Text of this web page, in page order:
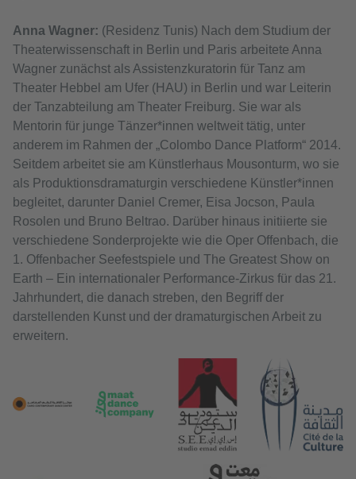
Anna Wagner: (Residenz Tunis) Nach dem Studium der
Theaterwissenschaft in Berlin und Paris arbeitete Anna
Wagner zunächst als Assistenzkuratorin für Tanz am
Theater Hebbel am Ufer (HAU) in Berlin und war Leiterin
der Tanzabteilung am Theater Freiburg. Sie war als
Mentorin für junge Tänzer*innen weltweit tätig, unter
anderem im Rahmen der „Colombo Dance Platform“ 2014.
Seitdem arbeitet sie am Künstlerhaus Mousonturm, wo sie
als Produktionsdramaturgin verschiedene Künstler*innen
begleitet, darunter Daniel Cremer, Eisa Jocson, Paula
Rosolen und Bruno Beltrao. Darüber hinaus initiierte sie
verschiedene Sonderprojekte wie die Oper Offenbach, die
1. Offenbacher Seefestspiele und The Greatest Show on
Earth – Ein internationaler Performance-Zirkus für das 21.
Jahrhundert, die danach streben, den Begriff der
darstellenden Kunst und der dramaturgischen Arbeit zu
erweitern.